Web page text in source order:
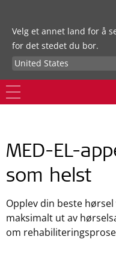
Velg et annet land for å
for det stedet du bor.
MED-EL-
som helst
Opplev din beste
maksimalt ut av
om